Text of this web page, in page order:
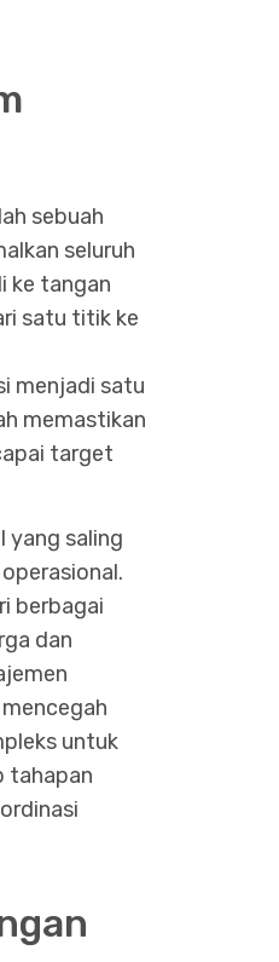
sebuah
seluruh
ke tangan
satu titik ke
menjadi satu
memastikan
target
yang saling
berbagai
dan
untuk
tahapan